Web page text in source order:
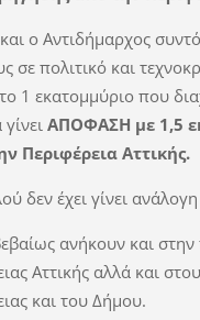
ο Αντιδήμαρχος
σε πολιτικό και
1 εκατομμύριο που
ΑΠΟΦΑΣΗ με 1,5
Περιφέρεια Αττικής.
δεν έχει γίνει
ανήκουν και στην
Αττικής αλλά και
και του Δήμου.